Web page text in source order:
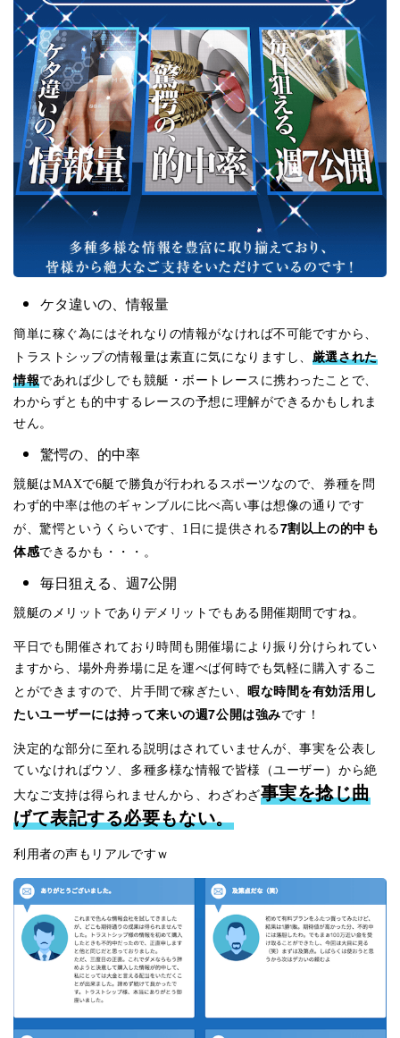
ケタ違いの、情報量
簡単に稼ぐ為にはそれなりの情報がなければ不可能ですから、
トラストシップの情報量は素直に気になりますし、 厳選された
情報であれば少しでも競艇・ボートレースに携わったことで、
わからずとも的中するレースの予想に理解ができるかもしれま
せん。
驚愕の、的中率
競艇はMAXで6艇で勝負が行われるスポーツなので、券種を問
わず的中率は他のギャンブルに比べ高い事は想像の通りです
が、驚愕というくらいです、1日に提供される7割以上の的中も
体感できるかも・・・。
毎日狙える、週7公開
競艇のメリットでありデメリットでもある開催期間ですね。
平日でも開催されており時間も開催場により振り分けられてい
ますから、場外舟券場に足を運べば何時でも気軽に購入するこ
とができますので、片手間で稼ぎたい、 暇な時間を有効活用し
たいユーザーには持って来いの週7公開は強みです！
決定的な部分に至れる説明はされていませんが、事実を公表し
ていなければウソ、多種多様な情報で皆様（ユーザー）から絶
大なご支持は得られませんから、わざわざ事実を捻じ曲
げて表記する必要もない。
利用者の声もリアルですｗ